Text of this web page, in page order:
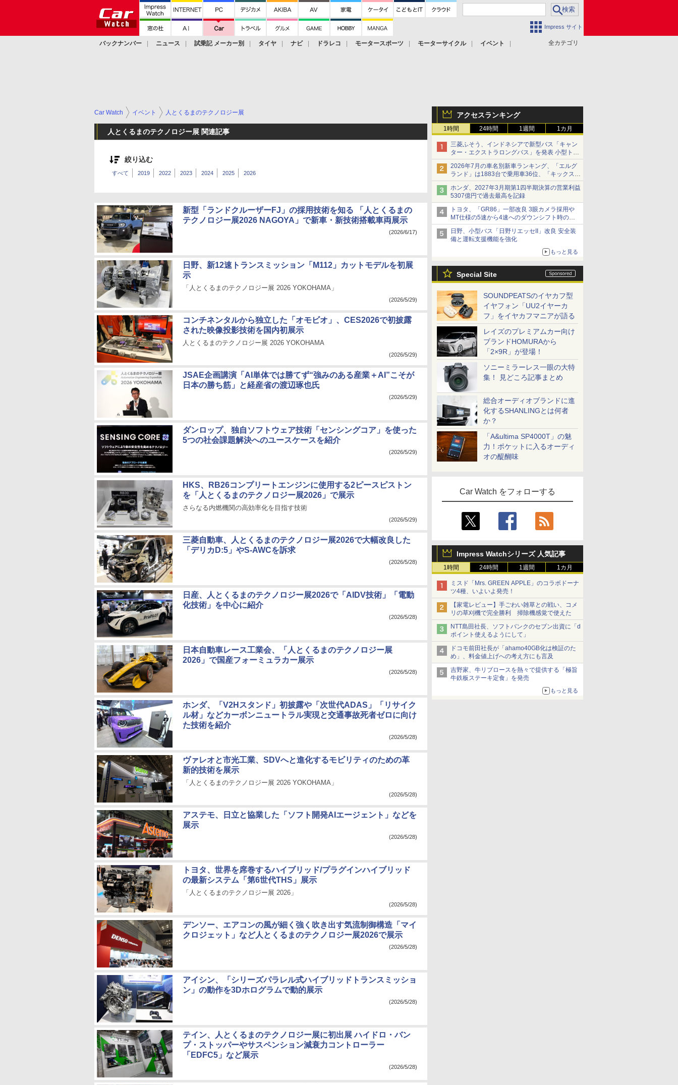
Impress サイト
全カテゴリ
バックナンバー ニュース 試乗記 メーカー別 タイヤ ナビ ドラレコ モータースポーツ モーターサイクル
イベント
アクセスランキング
1時間 24時間 1週間 1カ月
三菱ふそう、インドネシアで新型バス「キャン
ター・エクストラロングバス」を発表 小型トラ
ックベースの観光・旅客輸送向けバス
2026年7月の車名別新車ランキング、「エルグ
ランド」は1883台で乗用車36位、「キックス」
は2591台で27位に
ホンダ、2027年3月期第1四半期決算の営業利益
5307億円で過去最高を記録
トヨタ、「GR86」一部改良 3眼カメラ採用や
MT仕様の5速から4速へのダウンシフト時の操
作性向上など
日野、小型バス「日野リエッセII」改良 安全装
備と運転支援機能を強化
もっと見る
Special Site
SOUNDPEATSのイヤカフ型
イヤフォン「UU2イヤーカ
フ」をイヤカフマニアが語る
レイズのプレミアムカー向け
ブランドHOMURAから
「2×9R」が登場！
ソニーミラーレス一眼の大特
集！ 見どころ記事まとめ
総合オーディオブランドに進
化するSHANLINGとは何者
か？
「A&ultima SP4000T」の魅
力！ポケットに入るオーディ
オの醍醐味
Car Watch をフォローする
Impress Watchシリーズ 人気記事
1時間 24時間 1週間 1カ月
ミスド「Mrs. GREEN APPLE」のコラボドーナ
ツ4種、いよいよ発売！
【家電レビュー】手ごわい雑草との戦い、コメ
リの草刈機で完全勝利 掃除機感覚で使えた
NTT島田社長、ソフトバンクのセブン出資に「d
ポイント使えるようにして」
ドコモ前田社長が「ahamo40GB化は検証のた
め」、料金値上げへの考え方にも言及
吉野家、牛リブロースを熱々で提供する「極旨
牛鉄板ステーキ定食」を発売
もっと見る
Car Watch イベント 人とくるまのテクノロジー展
人とくるまのテクノロジー展 関連記事
絞り込む
すべて 2019 2022 2023 2024 2025 2026
新型「ランドクルーザーFJ」の採用技術を知る 「人とくるまの
テクノロジー展2026 NAGOYA」で新車・新技術搭載車両展示
(2026/6/17)
日野、新12速トランスミッション「M112」カットモデルを初展
示
「人とくるまのテクノロジー展 2026 YOKOHAMA」
(2026/5/29)
コンチネンタルから独立した「オモビオ」、CES2026で初披露
された映像投影技術を国内初展示
人とくるまのテクノロジー展 2026 YOKOHAMA
(2026/5/29)
JSAE企画講演「AI単体では勝てず“強みのある産業＋AI”こそが
日本の勝ち筋」と経産省の渡辺琢也氏
(2026/5/29)
ダンロップ、独自ソフトウェア技術「センシングコア」を使った
5つの社会課題解決へのユースケースを紹介
(2026/5/29)
HKS、RB26コンプリートエンジンに使用する2ピースピストン
を「人とくるまのテクノロジー展2026」で展示
さらなる内燃機関の高効率化を目指す技術
(2026/5/29)
三菱自動車、人とくるまのテクノロジー展2026で大幅改良した
「デリカD:5」やS-AWCを訴求
(2026/5/28)
日産、人とくるまのテクノロジー展2026で「AIDV技術」「電動
化技術」を中心に紹介
(2026/5/28)
日本自動車レース工業会、「人とくるまのテクノロジー展
2026」で国産フォーミュラカー展示
(2026/5/28)
ホンダ、「V2Hスタンド」初披露や「次世代ADAS」「リサイク
ル材」などカーボンニュートラル実現と交通事故死者ゼロに向け
た技術を紹介
(2026/5/28)
ヴァレオと市光工業、SDVへと進化するモビリティのための革
新的技術を展示
「人とくるまのテクノロジー展 2026 YOKOHAMA」
(2026/5/28)
アステモ、日立と協業した「ソフト開発AIエージェント」などを
展示
(2026/5/28)
トヨタ、世界を席巻するハイブリッド/プラグインハイブリッド
の最新システム「第6世代THS」展示
「人とくるまのテクノロジー展 2026」
(2026/5/28)
デンソー、エアコンの風が細く強く吹き出す気流制御構造「マイ
クロジェット」など人とくるまのテクノロジー展2026で展示
(2026/5/28)
アイシン、「シリーズパラレル式ハイブリッドトランスミッショ
ン」の動作を3Dホログラムで動的展示
(2026/5/28)
テイン、人とくるまのテクノロジー展に初出展 ハイドロ・バン
プ・ストッパーやサスペンション減衰力コントローラー
「EDFC5」など展示
(2026/5/28)